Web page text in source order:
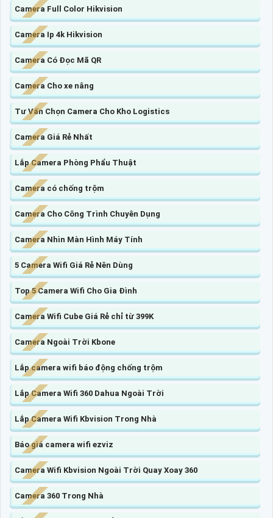
Camera Full Color Hikvision
Camera Ip 4k Hikvision
Camera Có Đọc Mã QR
Camera Cho xe nâng
Tư Vấn Chọn Camera Cho Kho Logistics
Camera Giá Rẻ Nhất
Lắp Camera Phòng Phẩu Thuật
Camera có chống trộm
Camera Cho Công Trình Chuyên Dụng
Camera Nhìn Màn Hình Máy Tính
5 Camera Wifi Giá Rẻ Nên Dùng
Top 5 Camera Wifi Cho Gia Đình
Camera Wifi Cube Giá Rẻ chỉ từ 399K
Camera Ngoài Trời Kbone
Lắp camera wifi báo động chống trộm
Lắp Camera Wifi 360 Dahua Ngoài Trời
Lắp Camera Wifi Kbvision Trong Nhà
Báo giá camera wifi ezviz
Camera Wifi Kbvision Ngoài Trời Quay Xoay 360
Camera 360 Trong Nhà